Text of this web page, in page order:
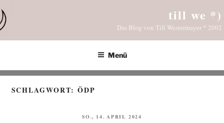
Inhalt
springen
till we *)
Das Blog von Till Westermayer * 2002
Menü
SCHLAGWORT:ÖDP
VERÖFFENTLICHT
SO., 14. APRIL 2024